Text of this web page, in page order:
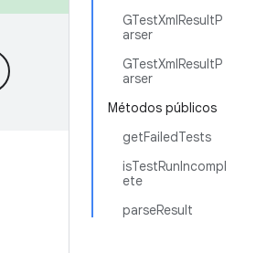
GTestXmlResultP
arser
GTestXmlResultP
arser
Métodos públicos
getFailedTests
isTestRunIncompl
ete
parseResult